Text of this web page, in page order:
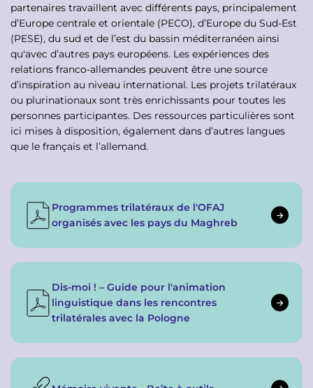
partenaires travaillent avec différents pays, principalement
d’Europe centrale et orientale (PECO), d’Europe du Sud-Est
(PESE), du sud et de l’est du bassin méditerranéen ainsi
qu'avec d’autres pays européens. Les expériences des
relations franco-allemandes peuvent être une source
d’inspiration au niveau international. Les projets trilatéraux
ou plurinationaux sont très enrichissants pour toutes les
personnes participantes. Des ressources particulières sont
ici mises à disposition, également dans d’autres langues
que le français et l’allemand.
Programmes trilatéraux de l'OFAJ
organisés avec les pays du Maghreb
Dis-moi ! – Guide pour l'animation
linguistique dans les rencontres
trilatérales avec la Pologne